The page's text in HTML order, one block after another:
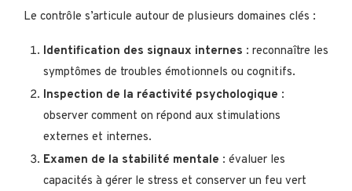
Le contrôle s’articule autour de plusieurs domaines clés :
Identification des signaux internes : reconnaître les
symptômes de troubles émotionnels ou cognitifs.
Inspection de la réactivité psychologique :
observer comment on répond aux stimulations
externes et internes.
Examen de la stabilité mentale : évaluer les
capacités à gérer le stress et conserver un feu vert